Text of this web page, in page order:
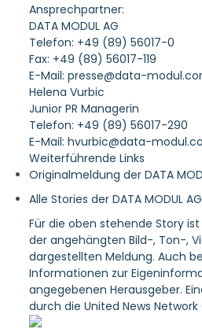
Ansprechpartner:
DATA MODUL AG
Telefon: +49 (89) 56017-0
Fax: +49 (89) 56017-119
E-Mail: presse@data-
Helena Vurbic
Junior PR Managerin
Telefon: +49 (89) 56017-290
E-Mail: hvurbic@data-
Weiterführende Links
Originalmeldung der DATA
Alle Stories der DATA MODUL AG
Für die oben stehende Story
der angehängten Bild-, Ton-,
dargestellten Meldung. Auch
Informationen zur
angegebenen Herausgeber.
durch die United News